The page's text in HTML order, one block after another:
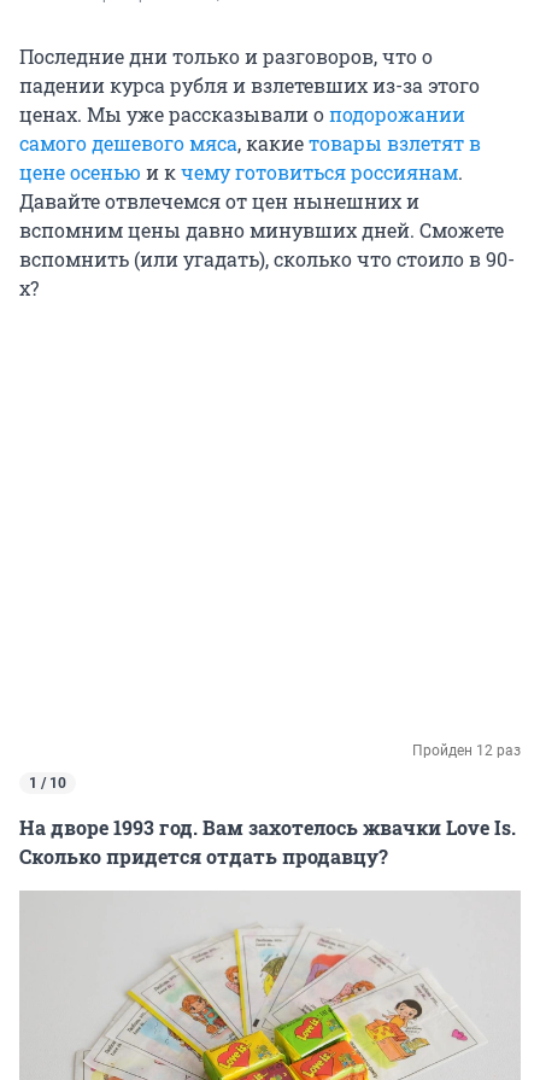
Последние дни только и разговоров, что о
падении курса рубля и взлетевших из-за этого
ценах. Мы уже рассказывали оподорожании
самого дешевого мяса, какиетовары взлетят в
цене осенью и кчему готовиться россиянам.
Давайте отвлечемся от цен нынешних и
вспомним цены давно минувших дней. Сможете
вспомнить (или угадать), сколько что стоило в 90-
х?
Пройден 12 раз
1 / 10
На дворе 1993 год. Вам захотелось жвачки Love Is.
Сколько придется отдать продавцу?